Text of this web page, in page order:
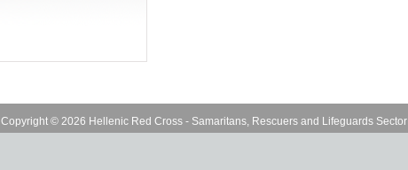
Copyright © 2026 Hellenic Red Cross - Samaritans, Rescuers and Lifeguards Sector